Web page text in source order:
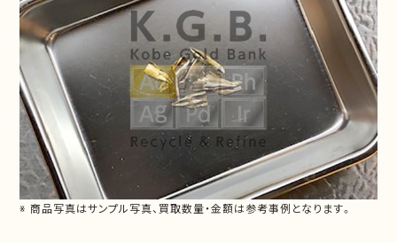
※ 商品写真はサンプル写真、買取数量・金額は参考事例となります。